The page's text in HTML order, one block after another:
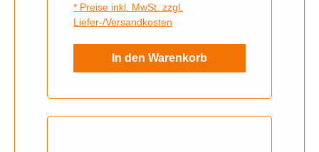
Whats App an.
* Preise inkl. MwSt. zzgl.
Liefer-/Versandkosten
In den Warenkorb